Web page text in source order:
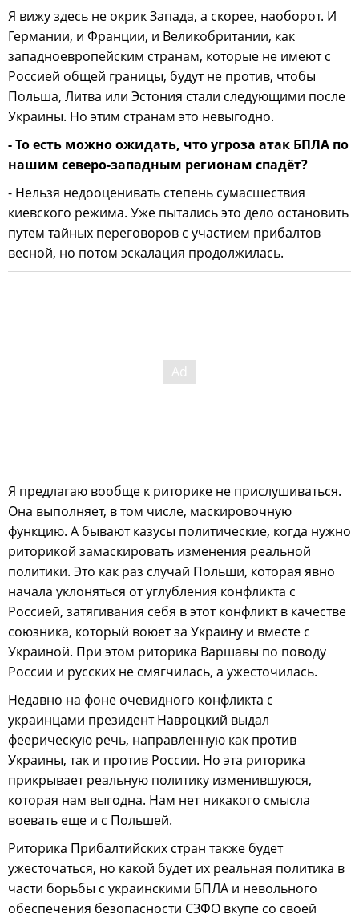
Я вижу здесь не окрик Запада, а скорее, наоборот. И
Германии, и Франции, и Великобритании, как
западноевропейским странам, которые не имеют с
Россией общей границы, будут не против, чтобы
Польша, Литва или Эстония стали следующими после
Украины. Но этим странам это невыгодно.
- То есть можно ожидать, что угроза атак БПЛА по
нашим северо-западным регионам спадёт?
- Нельзя недооценивать степень сумасшествия
киевского режима. Уже пытались это дело остановить
путем тайных переговоров с участием прибалтов
весной, но потом эскалация продолжилась.
Я предлагаю вообще к риторике не прислушиваться.
Она выполняет, в том числе, маскировочную
функцию. А бывают казусы политические, когда нужно
риторикой замаскировать изменения реальной
политики. Это как раз случай Польши, которая явно
начала уклоняться от углубления конфликта с
Россией, затягивания себя в этот конфликт в качестве
союзника, который воюет за Украину и вместе с
Украиной. При этом риторика Варшавы по поводу
России и русских не смягчилась, а ужесточилась.
Недавно на фоне очевидного конфликта с
украинцами президент Навроцкий выдал
феерическую речь, направленную как против
Украины, так и против России. Но эта риторика
прикрывает реальную политику изменившуюся,
которая нам выгодна. Нам нет никакого смысла
воевать еще и с Польшей.
Риторика Прибалтийских стран также будет
ужесточаться, но какой будет их реальная политика в
части борьбы с украинскими БПЛА и невольного
обеспечения безопасности СЗФО вкупе со своей